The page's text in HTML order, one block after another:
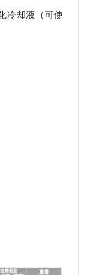
冷却液（可使